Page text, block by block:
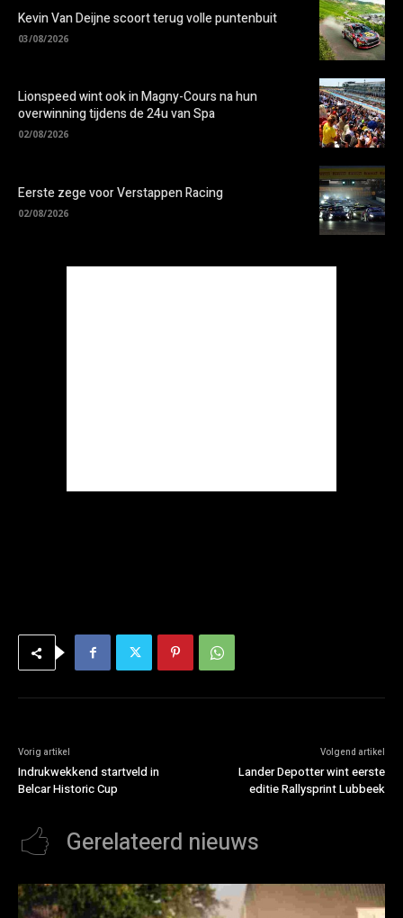
Kevin Van Deijne scoort terug volle puntenbuit
03/08/2026
Lionspeed wint ook in Magny-Cours na hun
overwinning tijdens de 24u van Spa
02/08/2026
Eerste zege voor Verstappen Racing
02/08/2026
Vorig artikel
Indrukwekkend startveld in
Belcar Historic Cup
Volgend artikel
Lander Depotter wint eerste
editie Rallysprint Lubbeek
Gerelateerd nieuws